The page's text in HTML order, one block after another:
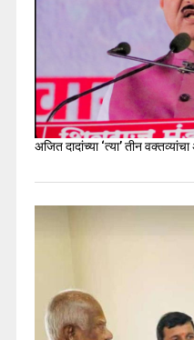
अजित दादांच्या ‘त्या’ तीन